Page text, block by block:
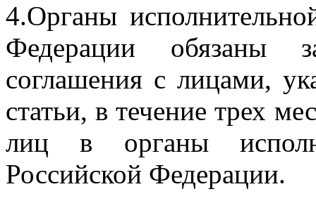
4.Органы
Федерации обязаны
соглашения с лицами,
статьи, в течение трех
лиц в органы
Российской Федерации.